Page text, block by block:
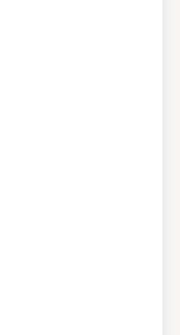
Aurea
– и
юных
бассейн,
сайте
- 2027 г.,
цена
вас появились